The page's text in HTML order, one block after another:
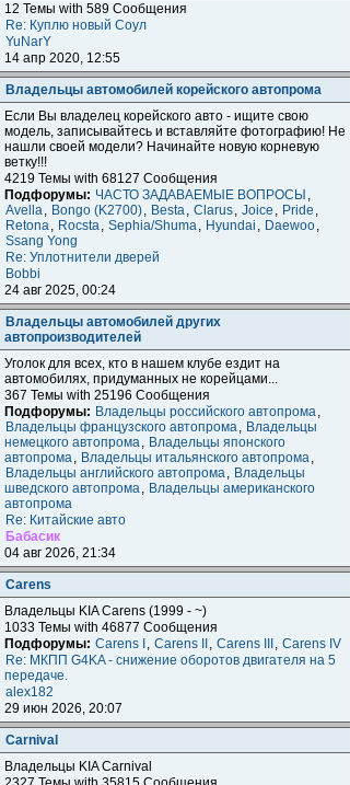
12 Темы with 589 Сообщения
Re: Куплю новый Соул
YuNarY
14 апр 2020, 12:55
Владельцы автомобилей корейского автопрома
Если Вы владелец корейского авто - ищите свою
модель, записывайтесь и вставляйте фотографию! Не
нашли своей модели? Начинайте новую корневую
ветку!!!
4219 Темы with 68127 Сообщения
Подфорумы: ЧАСТО ЗАДАВАЕМЫЕ ВОПРОСЫ ,
Avella, Bongo (K2700), Besta, Clarus, Joice , Pride ,
Retona, Rocsta, Sephia/Shuma, Hyundai , Daewoo,
Ssang Yong
Re: Уплотнители дверей
Bobbi
24 авг 2025, 00:24
Владельцы автомобилей других
автопроизводителей
Уголок для всех, кто в нашем клубе ездит на
автомобилях, придуманных не корейцами...
367 Темы with 25196 Сообщения
Подфорумы: Владельцы российского автопрома,
Владельцы французского автопрома, Владельцы
немецкого автопрома, Владельцы японского
автопрома, Владельцы итальянского автопрома,
Владельцы английского автопрома, Владельцы
шведского автопрома, Владельцы американского
автопрома
Re: Китайские авто
Бабасик
04 авг 2026, 21:34
Carens
Владельцы KIA Carens (1999 - ~)
1033 Темы with 46877 Сообщения
Подфорумы: Carens I , Carens II , Carens III , Carens IV
Re: МКПП G4KA - снижение оборотов двигателя на 5
передаче.
alex182
29 июн 2026, 20:07
Carnival
Владельцы KIA Carnival